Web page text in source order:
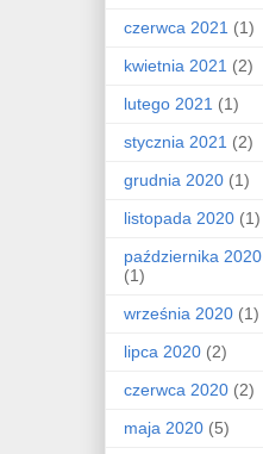
czerwca 2021 (1)
kwietnia 2021 (2)
lutego 2021 (1)
stycznia 2021 (2)
grudnia 2020 (1)
listopada 2020 (1)
października 2020
(1)
września 2020 (1)
lipca 2020 (2)
czerwca 2020 (2)
maja 2020 (5)